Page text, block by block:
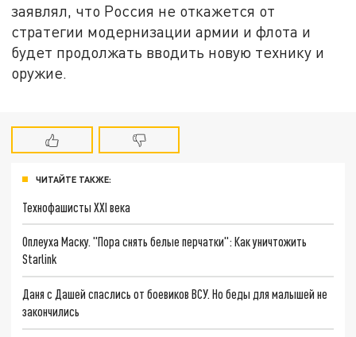
заявлял, что Россия не откажется от
стратегии модернизации армии и флота и
будет продолжать вводить новую технику и
оружие.
ЧИТАЙТЕ ТАКЖЕ:
Технофашисты XXI века
Оплеуха Маску. "Пора снять белые перчатки": Как уничтожить
Starlink
Даня с Дашей спаслись от боевиков ВСУ. Но беды для малышей не
закончились